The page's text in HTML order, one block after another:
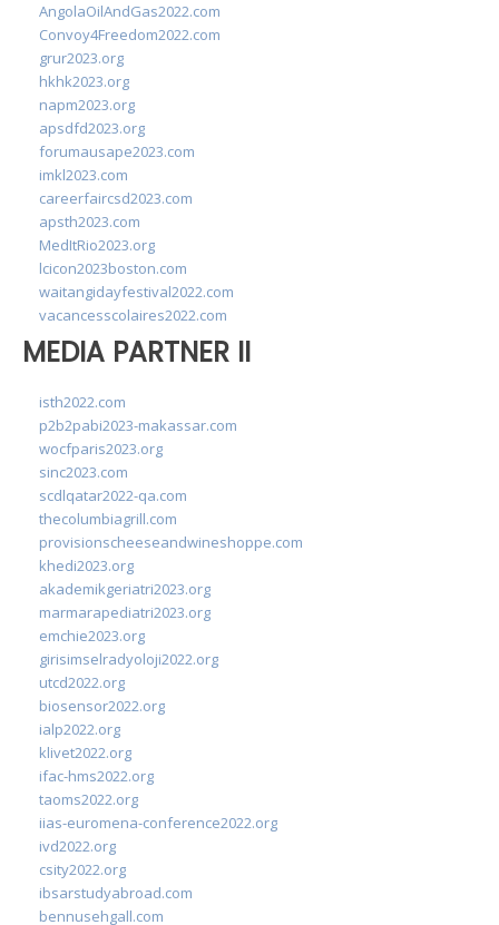
AngolaOilAndGas2022.com
Convoy4Freedom2022.com
grur2023.org
hkhk2023.org
napm2023.org
apsdfd2023.org
forumausape2023.com
imkl2023.com
careerfaircsd2023.com
apsth2023.com
MedItRio2023.org
lcicon2023boston.com
waitangidayfestival2022.com
vacancesscolaires2022.com
MEDIA PARTNER II
isth2022.com
p2b2pabi2023-makassar.com
wocfparis2023.org
sinc2023.com
scdlqatar2022-qa.com
thecolumbiagrill.com
provisionscheeseandwineshoppe.com
khedi2023.org
akademikgeriatri2023.org
marmarapediatri2023.org
emchie2023.org
girisimselradyoloji2022.org
utcd2022.org
biosensor2022.org
ialp2022.org
klivet2022.org
ifac-hms2022.org
taoms2022.org
iias-euromena-conference2022.org
ivd2022.org
csity2022.org
ibsarstudyabroad.com
bennusehgall.com